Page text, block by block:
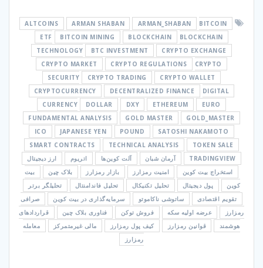
ALTCOINS ARMAN SHABAN ARMAN_SHABAN
BITCOIN
ETF
BITCOIN MINING BLOCKCHAIN
BLOCKCHAIN
TECHNOLOGY
BTC INVESTMENT
CRYPTO EXCHANGE
CRYPTO MARKET
CRYPTO REGULATIONS
CRYPTO
SECURITY
CRYPTO TRADING
CRYPTO WALLET
CRYPTOCURRENCY
DECENTRALIZED FINANCE
DIGITAL
CURRENCY
DOLLAR DXY ETHEREUM
EURO
FUNDAMENTAL ANALYSIS
GOLD MASTER
GOLD_MASTER
ICO
JAPANESE YEN POUND
SATOSHI NAKAMOTO
SMART CONTRACTS
TECHNICAL ANALYSIS
TOKEN SALE
TRADINGVIEW
آرمان شبان آلت کوین‌ها اتریوم
ارز دیجیتال
استخراج بیت کوین
امنیت رمزارز بازار رمزارز بلاک چین
بیت
کوین
پول دیجیتال تحلیل تکنیکال تحلیل فاندامنتال
تحلیلگر برتر
تقویم اقتصادی
ساتوشی ناکاموتو سرمایه‌گذاری در بیت کوین
صرافی
رمزارز
عرضه اولیه سکه فروش توکن فناوری بلاک چین
قراردادهای
هوشمند
قوانین رمزارز کیف پول رمزارز مالی غیرمتمرکز
معامله
رمزارز